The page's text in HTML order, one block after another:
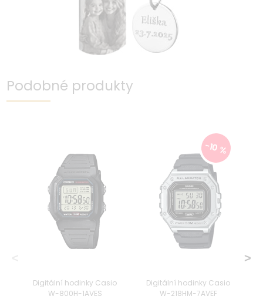
Podobné produkty
Digitální hodinky Casio
W-800H-1AVES
-10 %
Digitální hodinky Casio
W-218HM-7AVEF